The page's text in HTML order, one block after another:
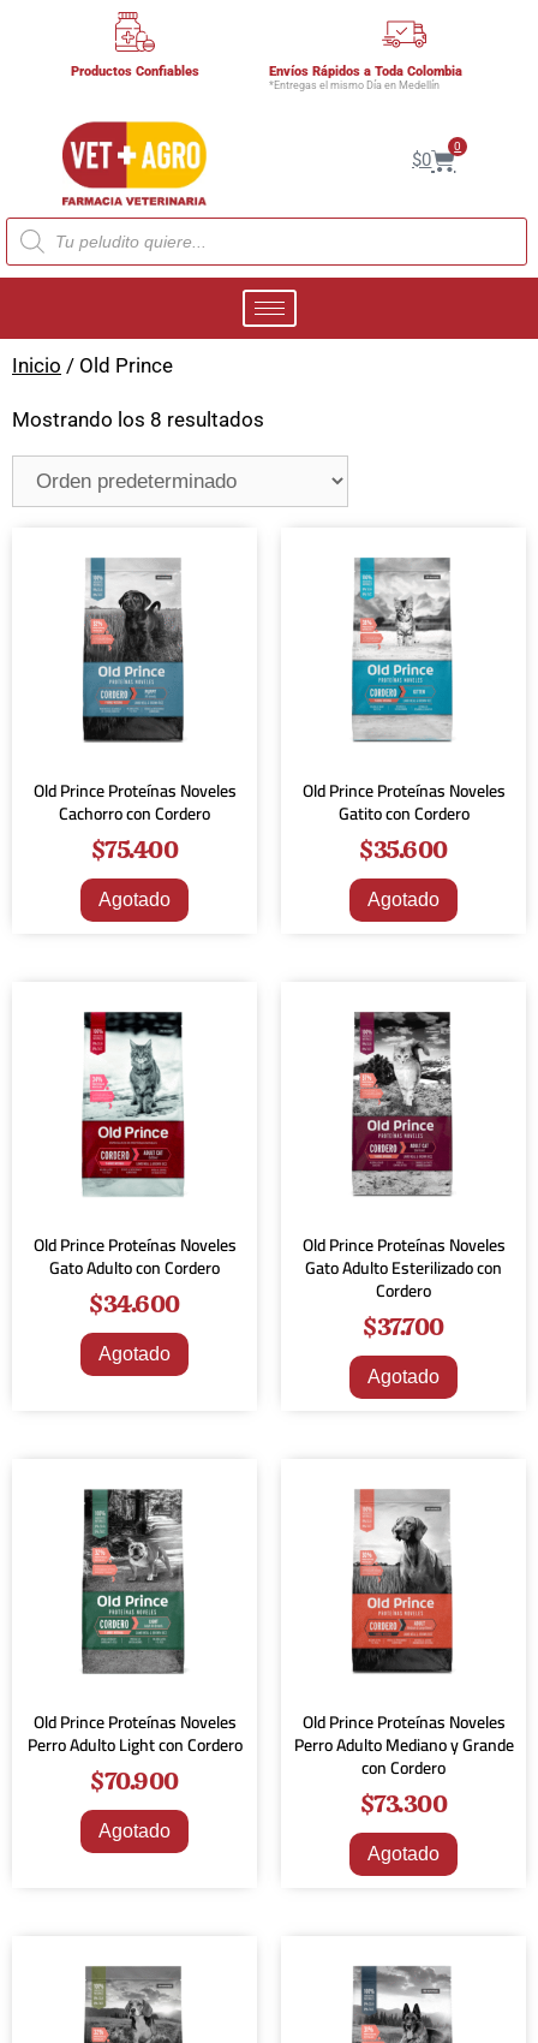
Productos Confiables Envíos Rápidos a Toda Colombia
*Entregas el mismo Día en Medellín
$0
0
Inicio / Old Prince
Mostrando los 8 resultados
Old Prince Proteínas Noveles
Cachorro con Cordero
$75.400
Agotado
Old Prince Proteínas Noveles
Gatito con Cordero
$35.600
Agotado
Old Prince Proteínas Noveles
Gato Adulto con Cordero
$34.600
Agotado
Old Prince Proteínas Noveles
Gato Adulto Esterilizado con
Cordero
$37.700
Agotado
Old Prince Proteínas Noveles
Perro Adulto Light con Cordero
$70.900
Agotado
Old Prince Proteínas Noveles
Perro Adulto Mediano y Grande
con Cordero
$73.300
Agotado